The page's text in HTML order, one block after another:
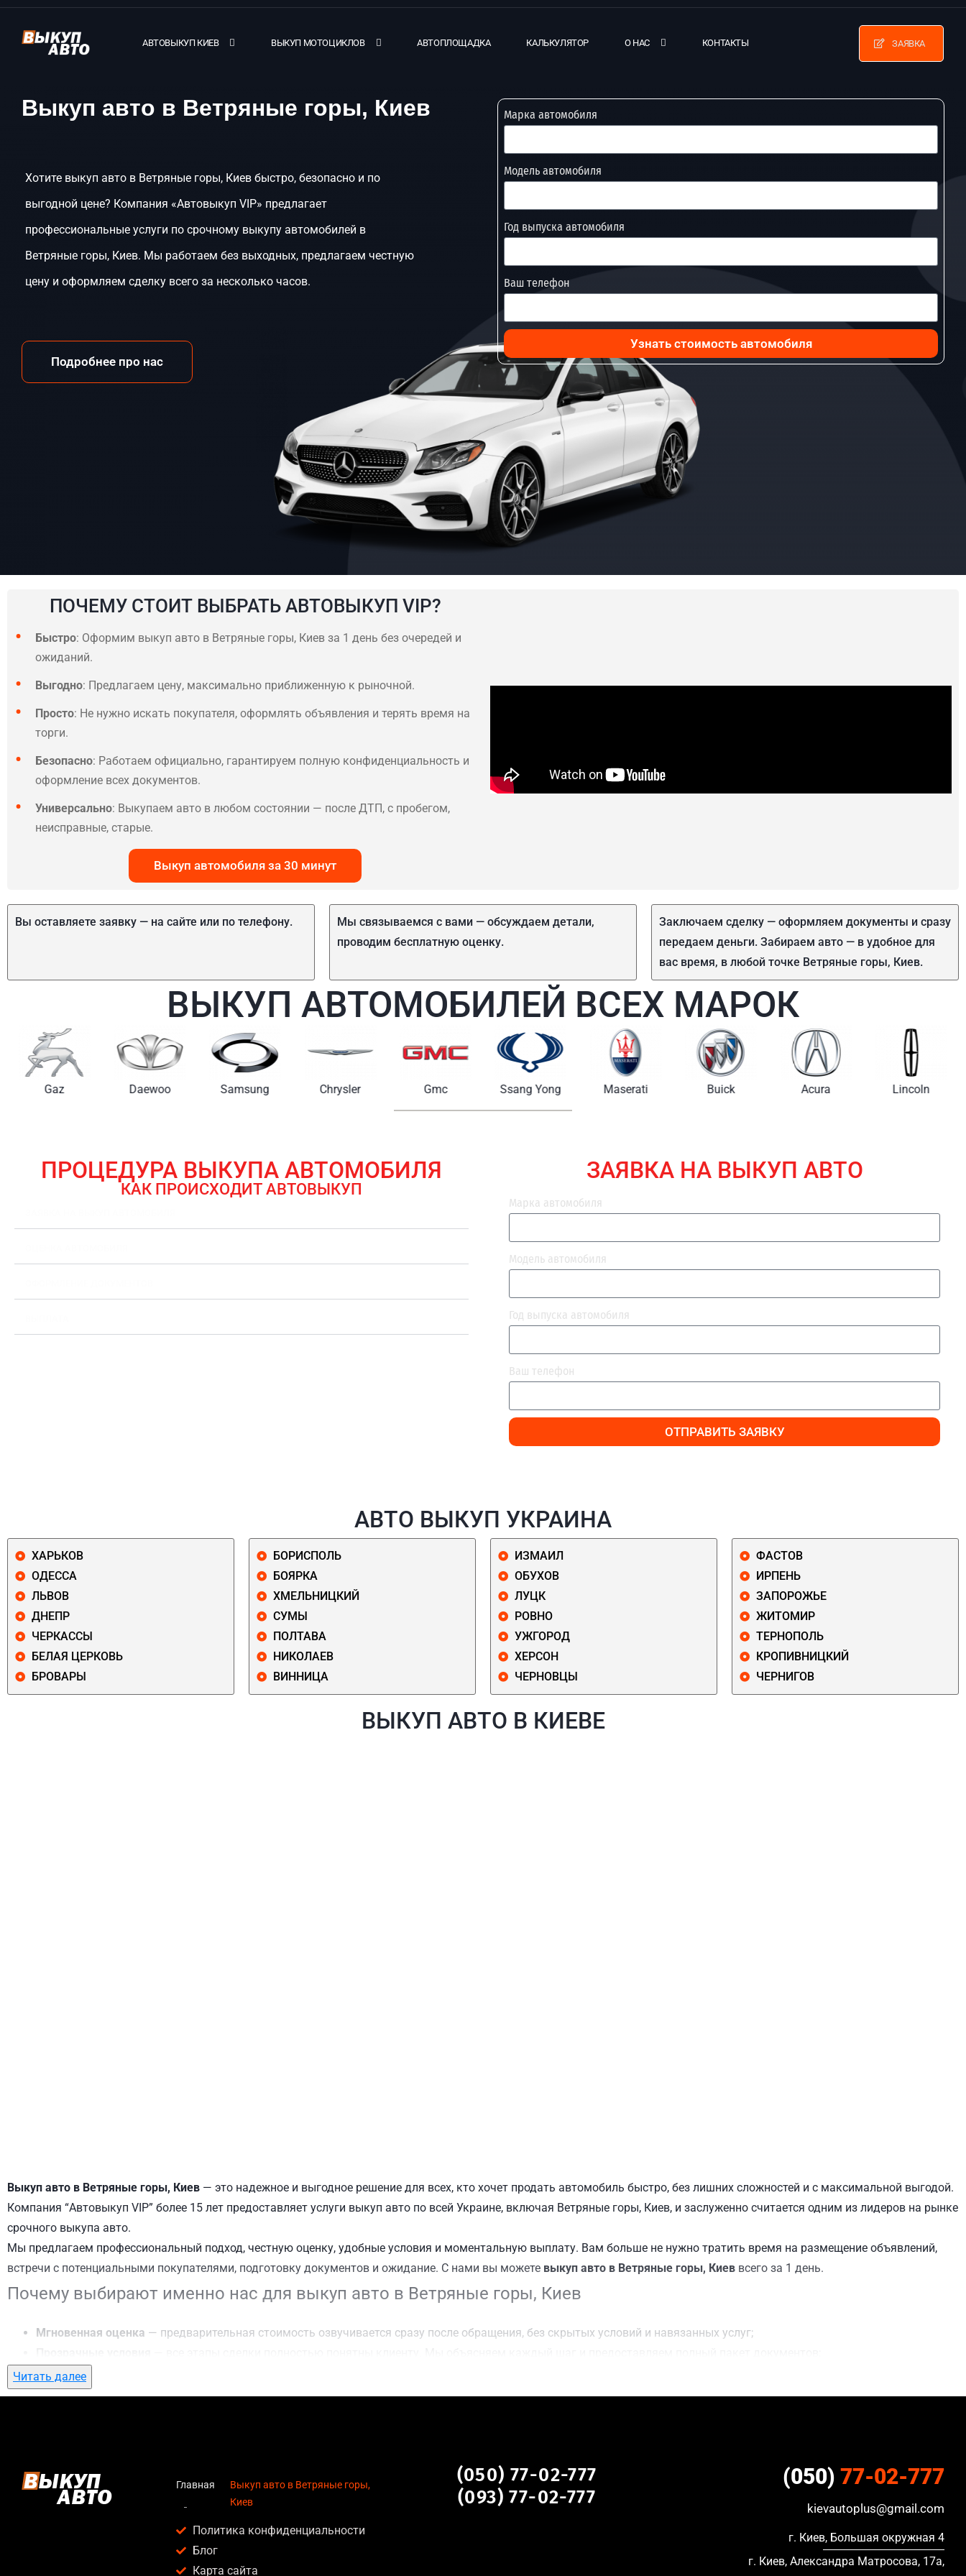
АВТОВЫКУП КИЕВ ВЫКУП МОТОЦИКЛОВ АВТОПЛОЩАДКА КАЛЬКУЛЯТОР О НАС КОНТАКТЫ ЗАЯВКА
Выкуп авто в Ветряные горы, Киев
Хотите выкуп авто в Ветряные горы, Киев быстро, безопасно и по
выгодной цене? Компания «Автовыкуп VIP» предлагает
профессиональные услуги по срочному выкупу автомобилей в
Ветряные горы, Киев. Мы работаем без выходных, предлагаем честную
цену и оформляем сделку всего за несколько часов.
Подробнее про нас
Марка автомобиля
Модель автомобиля
Год выпуска автомобиля
Ваш телефон
Узнать стоимость автомобиля
ПОЧЕМУ СТОИТ ВЫБРАТЬ АВТОВЫКУП VIP?
Быстро: Оформим выкуп авто в Ветряные горы, Киев за 1 день без очередей и
ожиданий.
Выгодно: Предлагаем цену, максимально приближенную к рыночной.
Просто: Не нужно искать покупателя, оформлять объявления и терять время на
торги.
Безопасно: Работаем официально, гарантируем полную конфиденциальность и
оформление всех документов.
Универсально: Выкупаем авто в любом состоянии — после ДТП, с пробегом,
неисправные, старые.
Выкуп автомобиля за 30 минут
Вы оставляете заявку — на сайте или по телефону.
Мы связываемся с вами — обсуждаем детали,
проводим бесплатную оценку.
Заключаем сделку — оформляем документы и сразу
передаем деньги. Забираем авто — в удобное для
вас время, в любой точке Ветряные горы, Киев.
ВЫКУП АВТОМОБИЛЕЙ ВСЕХ МАРОК
Gaz Daewoo Samsung Chrysler Gmc Ssang Yong Maserati Buick Acura Lincoln
ПРОЦЕДУРА ВЫКУПА АВТОМОБИЛЯ
КАК ПРОИСХОДИТ АВТОВЫКУП
ЗАЯВКА НА ВЫКУП АВТО
Марка автомобиля
Модель автомобиля
Год выпуска автомобиля
Ваш телефон
ОТПРАВИТЬ ЗАЯВКУ
АВТО ВЫКУП УКРАИНА
ХАРЬКОВ
ОДЕССА
ЛЬВОВ
ДНЕПР
ЧЕРКАССЫ
БЕЛАЯ ЦЕРКОВЬ
БРОВАРЫ
БОРИСПОЛЬ
БОЯРКА
ХМЕЛЬНИЦКИЙ
СУМЫ
ПОЛТАВА
НИКОЛАЕВ
ВИННИЦА
ИЗМАИЛ
ОБУХОВ
ЛУЦК
РОВНО
УЖГОРОД
ХЕРСОН
ЧЕРНОВЦЫ
ФАСТОВ
ИРПЕНЬ
ЗАПОРОЖЬЕ
ЖИТОМИР
ТЕРНОПОЛЬ
КРОПИВНИЦКИЙ
ЧЕРНИГОВ
ВЫКУП АВТО В КИЕВЕ
Выкуп авто в Ветряные горы, Киев — это надежное и выгодное решение для всех, кто хочет продать автомобиль быстро, без лишних сложностей и с максимальной выгодой.
Компания “Автовыкуп VIP” более 15 лет предоставляет услуги выкуп авто по всей Украине, включая Ветряные горы, Киев, и заслуженно считается одним из лидеров на рынке
срочного выкупа авто.
Мы предлагаем профессиональный подход, честную оценку, удобные условия и моментальную выплату. Вам больше не нужно тратить время на размещение объявлений,
встречи с потенциальными покупателями, подготовку документов и ожидание. С нами вы можете выкуп авто в Ветряные горы, Киев всего за 1 день.
Почему выбирают именно нас для выкуп авто в Ветряные горы, Киев
Мгновенная оценка — предварительная стоимость озвучивается сразу после обращения, без скрытых условий и навязанных услуг;
Гибкий подход
Честные цены— предлагаем до 95% от рыночной стоимости даже за авто после аварии или с пробегом;
Кому подойдет выкуп авто в Ветряные горы, Киев
Услуга выкуп авто в Ветряные горы, Киев актуальна для:
Владельцев автомобилей после аварии, когда восстановление экономически нецелесообразно;
Читать далее
Главная
Выкуп авто в Ветряные горы,
Киев
Политика конфиденциальности
Блог
Карта сайта
(050) 77-02-777
(093) 77-02-777
(050) 77-02-777
kievautoplus@gmail.com
г. Киев, Большая окружная 4
г. Киев, Александра Матросова, 17а,